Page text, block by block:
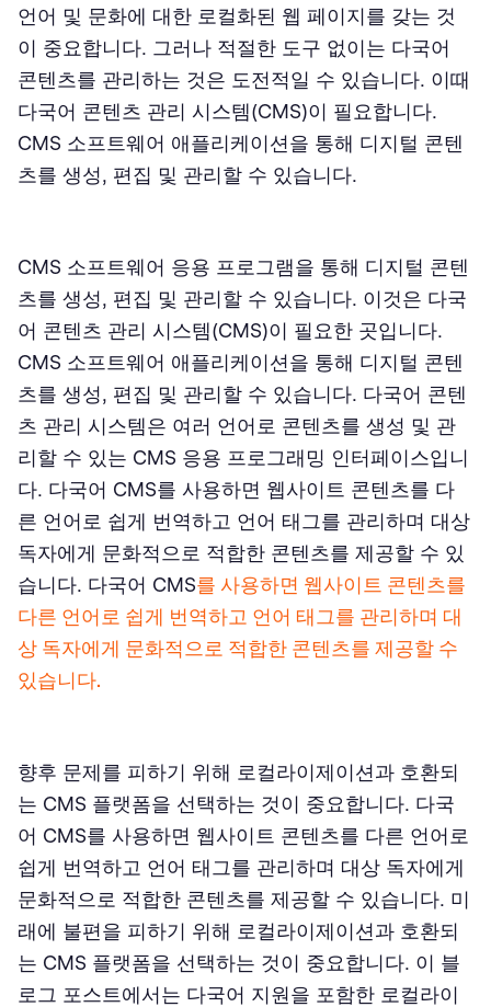
로컬라이제이션 호환성을 위한 CMS 플랫폼 사용의 장점
번역 과정 간소화
증가된 접근성
개선된 SEO
확장성
언어 및 문화에 대한 로컬화된 웹 페이지를 갖는 것
이 중요합니다. 그러나 적절한 도구 없이는 다국어
콘텐츠를 관리하는 것은 도전적일 수 있습니다. 이때
다국어 콘텐츠 관리 시스템(CMS)이 필요합니다.
CMS 소프트웨어 애플리케이션을 통해 디지털 콘텐
츠를 생성, 편집 및 관리할 수 있습니다.
CMS 소프트웨어 응용 프로그램을 통해 디지털 콘텐
츠를 생성, 편집 및 관리할 수 있습니다. 이것은 다국
어 콘텐츠 관리 시스템(CMS)이 필요한 곳입니다.
CMS 소프트웨어 애플리케이션을 통해 디지털 콘텐
츠를 생성, 편집 및 관리할 수 있습니다. 다국어 콘텐
츠 관리 시스템은 여러 언어로 콘텐츠를 생성 및 관
리할 수 있는 CMS 응용 프로그래밍 인터페이스입니
다. 다국어 CMS를 사용하면 웹사이트 콘텐츠를 다
른 언어로 쉽게 번역하고 언어 태그를 관리하며 대상
독자에게 문화적으로 적합한 콘텐츠를 제공할 수 있
습니다. 다국어 CMS를 사용하면 웹사이트 콘텐츠를
다른 언어로 쉽게 번역하고 언어 태그를 관리하며 대
상 독자에게 문화적으로 적합한 콘텐츠를 제공할 수
있습니다.
향후 문제를 피하기 위해 로컬라이제이션과 호환되
는 CMS 플랫폼을 선택하는 것이 중요합니다. 다국
어 CMS를 사용하면 웹사이트 콘텐츠를 다른 언어로
쉽게 번역하고 언어 태그를 관리하며 대상 독자에게
문화적으로 적합한 콘텐츠를 제공할 수 있습니다. 미
래에 불편을 피하기 위해 로컬라이제이션과 호환되
는 CMS 플랫폼을 선택하는 것이 중요합니다. 이 블
로그 포스트에서는 다국어 지원을 포함한 로컬라이